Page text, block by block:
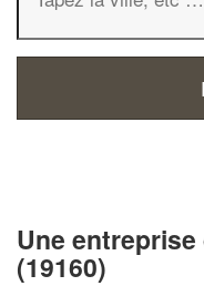
Une
(19160)